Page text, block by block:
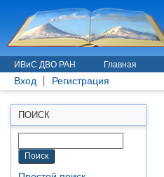
ИВиС ДВО РАН Главная
Вход Регистрация
ПОИСК